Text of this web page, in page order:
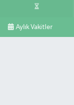
Aylık Vakitler